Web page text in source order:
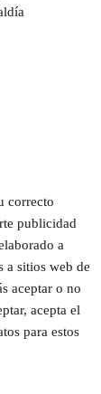
correcto
publicidad
a
a sitios web de
aceptar o no
acepta el
para estos